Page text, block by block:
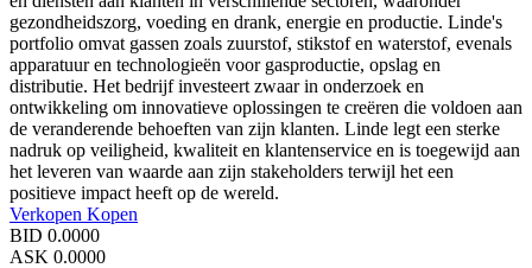
gezondheidszorg, voeding en drank, energie en productie. Linde's
portfolio omvat gassen zoals zuurstof, stikstof en waterstof, evenals
apparatuur en technologieën voor gasproductie, opslag en
distributie. Het bedrijf investeert zwaar in onderzoek en
ontwikkeling om innovatieve oplossingen te creëren die voldoen aan
de veranderende behoeften van zijn klanten. Linde legt een sterke
nadruk op veiligheid, kwaliteit en klantenservice en is toegewijd aan
het leveren van waarde aan zijn stakeholders terwijl het een
positieve impact heeft op de wereld.
Verkopen Kopen
BID 0.0000
ASK 0.0000